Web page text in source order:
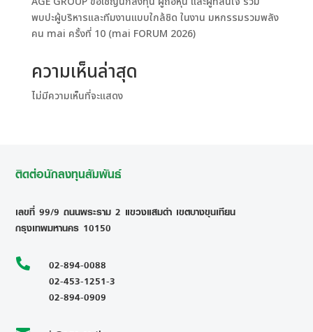
พบปะผู้บริหารและทีมงานแบบใกล้ชิด ในงาน มหกรรมรวมพลัง
คน mai ครั้งที่ 10 (mai FORUM 2026)
ความเห็นล่าสุด
ไม่มีความเห็นที่จะแสดง
ติดต่อนักลงทุนสัมพันธ์
เลขที่ 99/9 ถนนพระราม 2 แขวงแสมดำ เขตบางขุนเทียน
กรุงเทพมหานคร 10150

02-894-0088
02-453-1251-3
02-894-0909